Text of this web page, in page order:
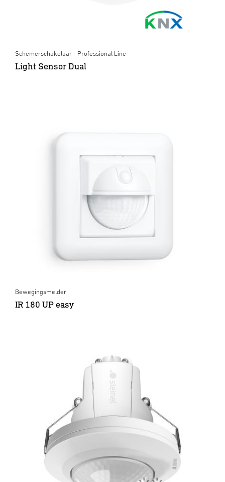
Schemerschakelaar - Professional Line
Light Sensor Dual
Bewegingsmelder
IR 180 UP easy